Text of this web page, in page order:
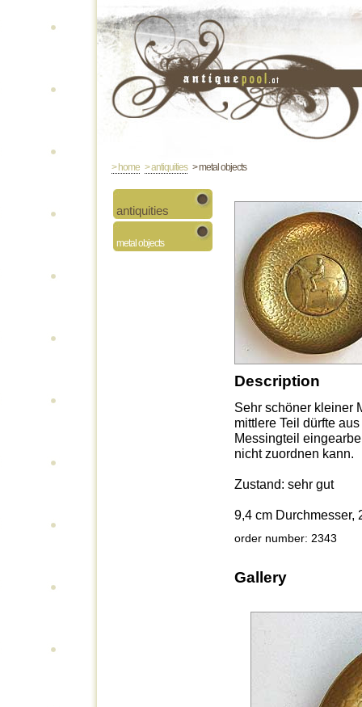
> home > antiquities> metal objects
antiquities
metal objects
Description
Sehr schöner kleiner
mittlere Teil dürfte
Messingteil
nicht zuordnen kann.
Zustand: sehr gut
9,4 cm Durchmesser,
order number: 2343
Gallery